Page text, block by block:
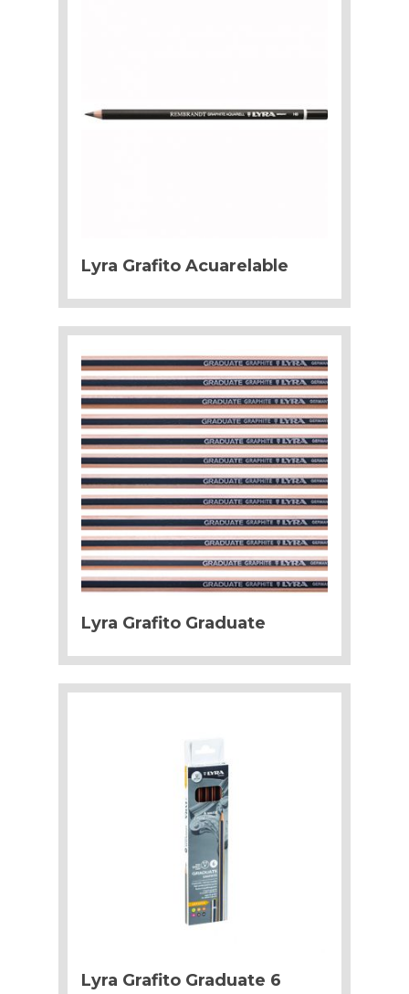
Lyra Grafito Acuarelable
Lyra Grafito Graduate
Lyra Grafito Graduate 6